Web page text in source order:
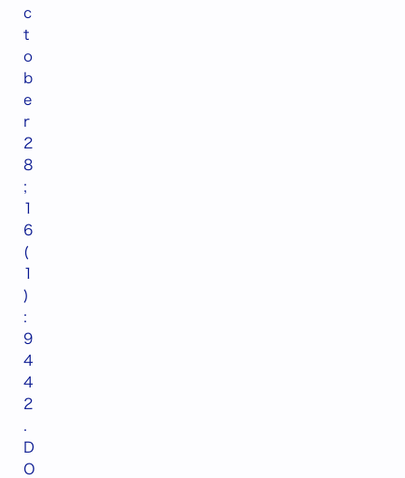
c
t
o
b
e
r
2
8
;
1
6
(
1
)
:
9
4
4
2
.
D
O